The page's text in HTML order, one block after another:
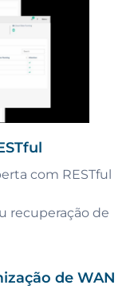
com RESTful
recuperação de
de WAN